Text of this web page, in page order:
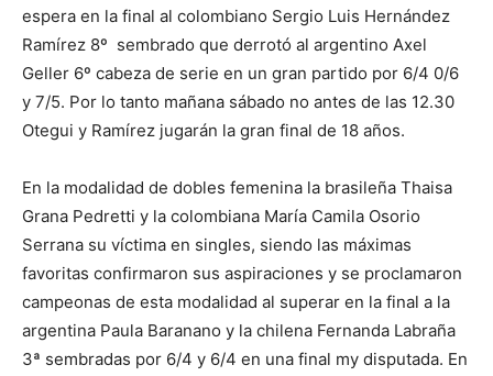
espera en la final al colombiano Sergio Luis Hernández
Ramírez 8º sembrado que derrotó al argentino Axel
Geller 6º cabeza de serie en un gran partido por 6/4 0/6
y 7/5. Por lo tanto mañana sábado no antes de las 12.30
Otegui y Ramírez jugarán la gran final de 18 años.
En la modalidad de dobles femenina la brasileña Thaisa
Grana Pedretti y la colombiana María Camila Osorio
Serrana su víctima en singles, siendo las máximas
favoritas confirmaron sus aspiraciones y se proclamaron
campeonas de esta modalidad al superar en la final a la
argentina Paula Baranano y la chilena Fernanda Labraña
3ª sembradas por 6/4 y 6/4 en una final my disputada. En